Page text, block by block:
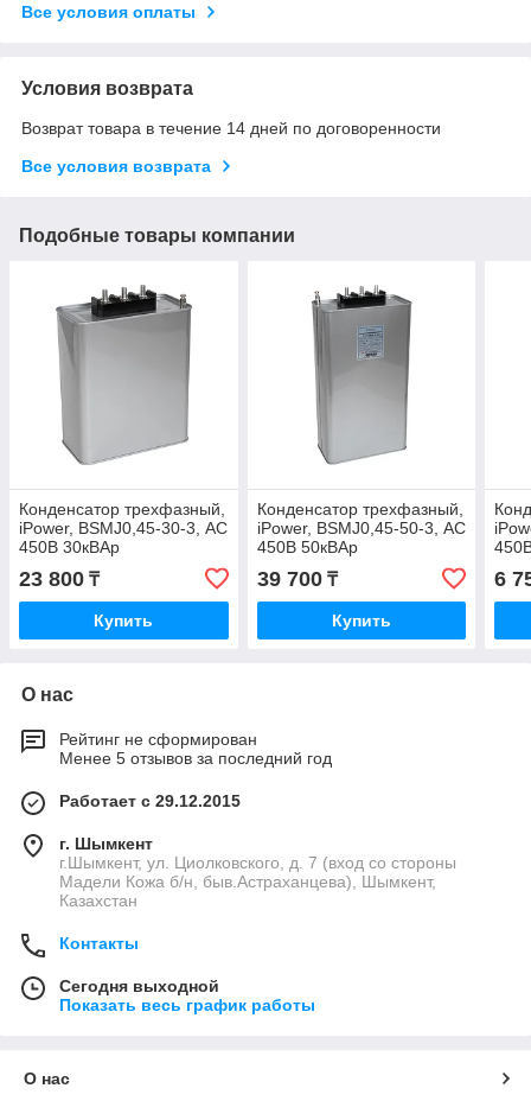
Все условия оплаты
Условия возврата
Возврат товара в течение 14 дней по договоренности
Все условия возврата
Подобные товары компании
Конденсатор трехфазный,
iPower, BSMJ0,45-30-3, АС
450В 30кВАр
23 800 ₸
Купить
Конденсатор трехфазный,
iPower, BSMJ0,45-50-3, АС
450В 50кВАр
39 700₸
Купить
6
О нас
Рейтинг не сформирован
Менее 5 отзывов за последний год
Работает с 29.12.2015
г. Шымкент
г.Шымкент, ул. Циолковского, д. 7 (вход со стороны
Мадели Кожа б/н, быв.Астраханцева), Шымкент,
Казахстан
Контакты
Сегодня выходной
Показать весь график работы
О нас